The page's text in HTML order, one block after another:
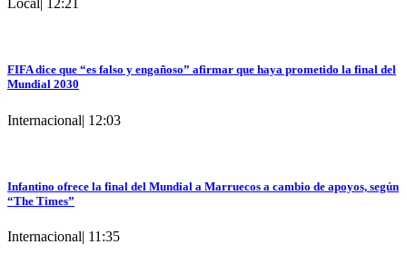
Local| 12:21
FIFA dice que “es falso y engañoso” afirmar que haya prometido la final del
Mundial 2030
Internacional| 12:03
Infantino ofrece la final del Mundial a Marruecos a cambio de apoyos, según
“The Times”
Internacional| 11:35